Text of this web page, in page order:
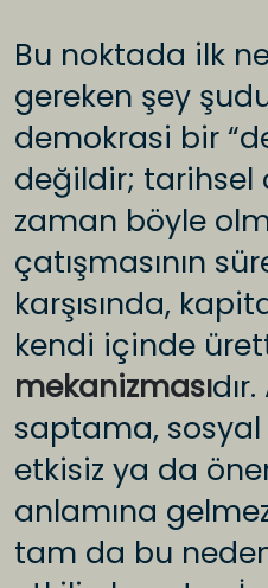
Bu noktada ilk
gereken şey
demokrasi bir
değildir;
zaman böyle
çatışmasının
karşısında,
kendi içinde
mekanizması
saptama,
etkisiz ya da
anlamına
tam da bu